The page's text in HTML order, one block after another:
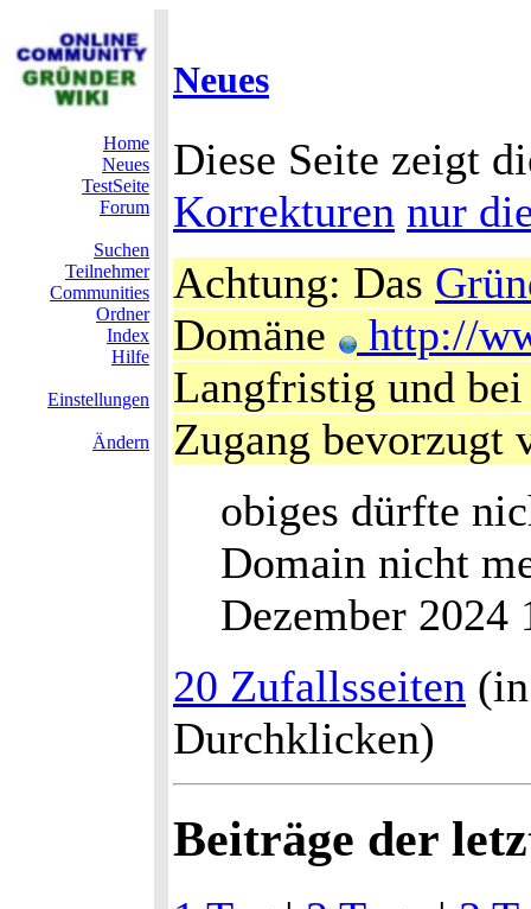
Neues
Home
Neues
TestSeite
Forum
Suchen
Teilnehmer
Communities
Ordner
Index
Hilfe
Einstellungen
Ändern
Diese Seite zeigt
Korrekturen nur
Achtung: Das
Domäne
http://
Langfristig und
Zugang bevorzugt
obiges dürfte
Domain nicht
Dezember 2024
20 Zufallsseiten
Durchklicken)
Beiträge der